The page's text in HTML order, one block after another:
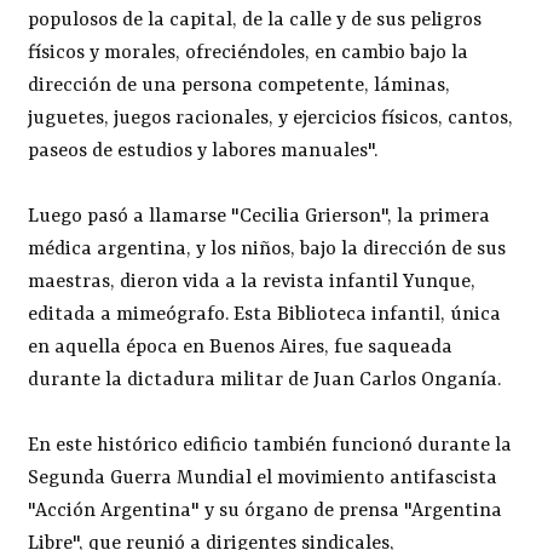
populosos de la capital, de la calle y de sus peligros
físicos y morales, ofreciéndoles, en cambio bajo la
dirección de una persona competente, láminas,
juguetes, juegos racionales, y ejercicios físicos, cantos,
paseos de estudios y labores manuales".
Luego pasó a llamarse "Cecilia Grierson", la primera
médica argentina, y los niños, bajo la dirección de sus
maestras, dieron vida a la revista infantil Yunque,
editada a mimeógrafo. Esta Biblioteca infantil, única
en aquella época en Buenos Aires, fue saqueada
durante la dictadura militar de Juan Carlos Onganía.
En este histórico edificio también funcionó durante la
Segunda Guerra Mundial el movimiento antifascista
"Acción Argentina" y su órgano de prensa "Argentina
Libre", que reunió a dirigentes sindicales,